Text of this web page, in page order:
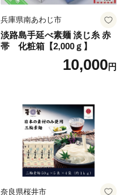
兵庫県南あわじ市
淡路島手延べ素麺 淡じ糸 赤
帯 化粧箱【2,000ｇ】
10,000円
奈良県桜井市